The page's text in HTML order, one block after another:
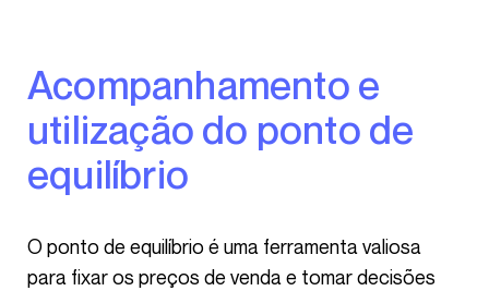
Acompanhamento e
utilização do ponto de
equilíbrio
O ponto de equilíbrio é uma ferramenta valiosa
para fixar os preços de venda e tomar decisões